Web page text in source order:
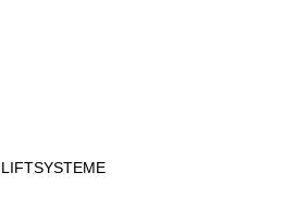
LIFTSYSTEME